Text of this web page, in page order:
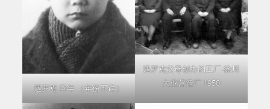
遇罗克 童年 （年份不详）
遇罗克父母创办的工厂-徐州
大业营造厂 1950